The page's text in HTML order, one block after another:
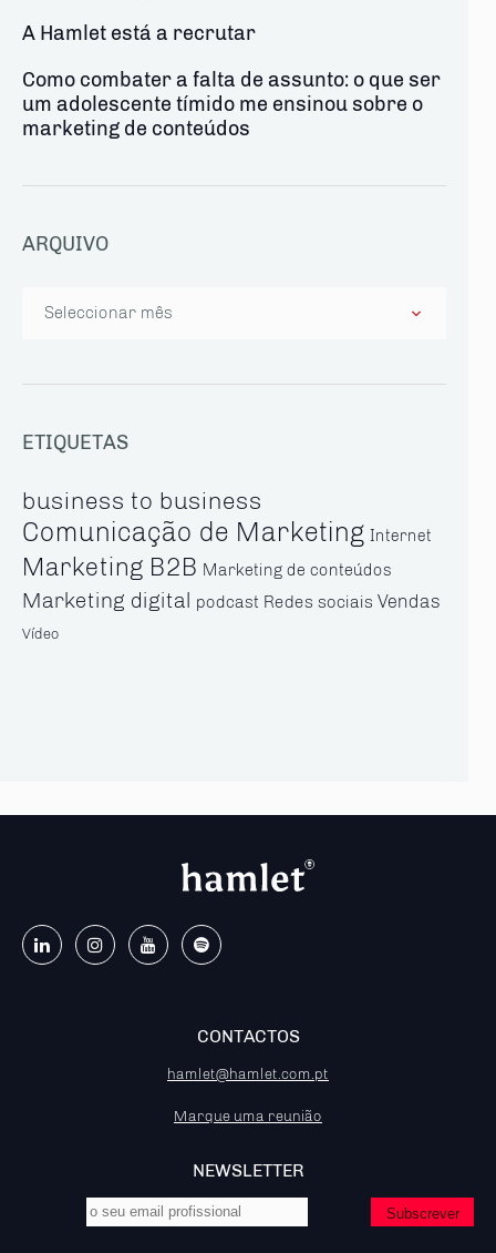
A Hamlet está a recrutar
Como combater a falta de assunto: o que ser
um adolescente tímido me ensinou sobre o
marketing de conteúdos
ARQUIVO
ETIQUETAS
business to business
Comunicação de Marketing Internet
Marketing B2B Marketing de conteúdos
Marketing digital podcast Redes sociais Vendas
Vídeo
CONTACTOS
hamlet@hamlet.com.pt
Marque uma reunião
NEWSLETTER